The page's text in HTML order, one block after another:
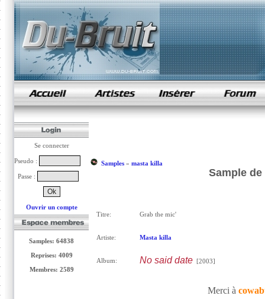
samples de rap
Se connecter
Pseudo :
Passe :
Ouvrir un compte
Samples: 64838
Reprises: 4009
Membres: 2589
Samples» masta killa
Sample
Titre: Grab the mic'
Artiste: Masta killa
Album: No said date[2003]
Merci à